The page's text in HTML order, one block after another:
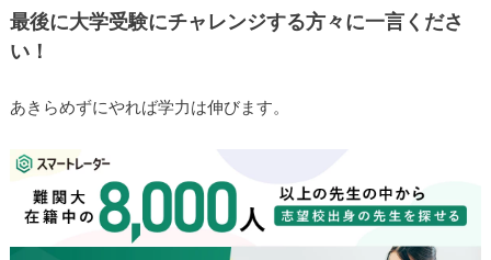
最後に大学受験にチャレンジする方々に一言くださ
い！
あきらめずにやれば学力は伸びます。